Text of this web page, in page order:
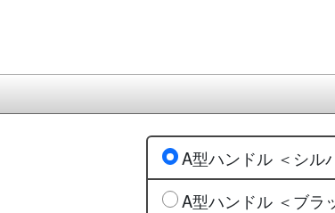
A型ハンドル ＜シル
A型ハンドル ＜ブラ